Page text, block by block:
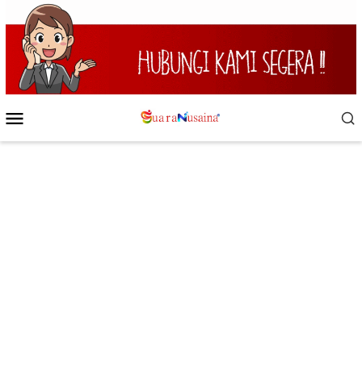
Loncat
ke
konten
Mobile